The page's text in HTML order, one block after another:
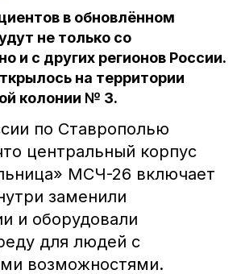
в обновлённом
не только со
и с других регионов России.
на территории
колонии № 3.
по Ставрополью
центральный корпус
МСЧ-26 включает
заменили
и оборудовали
для людей с
возможностями.